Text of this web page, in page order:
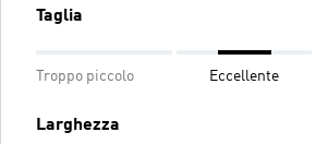
Taglia
Troppo piccolo Eccellente
Larghezza